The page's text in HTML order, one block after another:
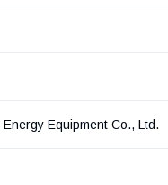
Equipment Co., Ltd.